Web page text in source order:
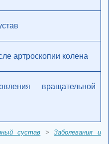
артроскопии колена
вращательной
сустав >Заболевания и